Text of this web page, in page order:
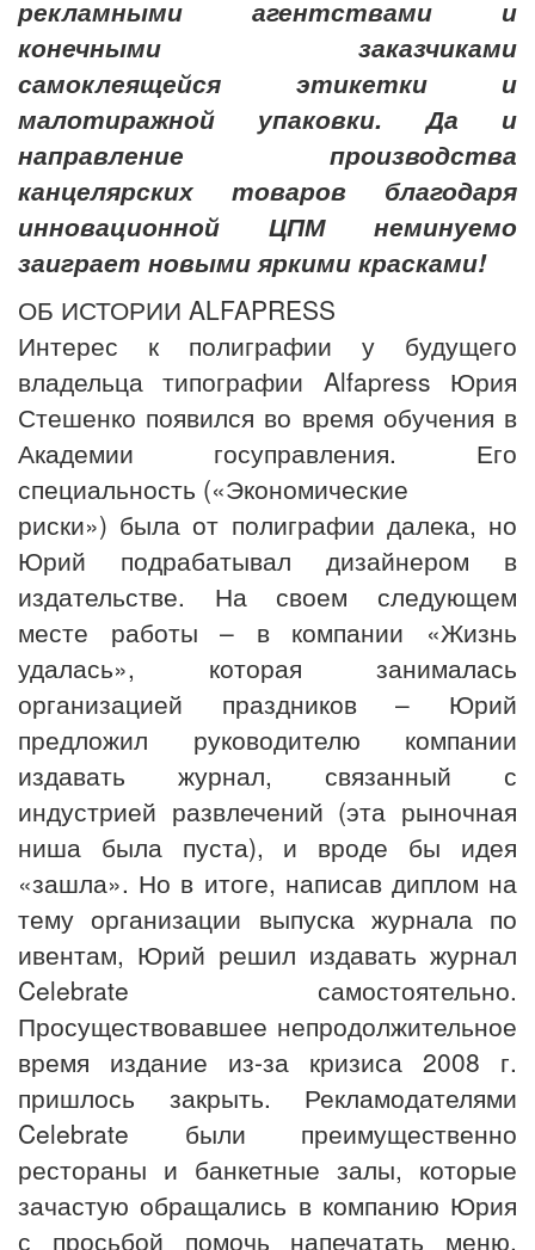
рекламными агентствами и
конечными заказчиками
самоклеящейся этикетки и
малотиражной упаковки. Да и
направление производства
канцелярских товаров благодаря
инновационной ЦПМ неминуемо
заиграет новыми яркими красками!
ОБ ИСТОРИИ ALFAPRESS
Интерес к полиграфии у будущего
владельца типографии Alfapress Юрия
Стешенко появился во время обучения в
Академии госуправления. Его
специальность («Экономические
риски») была от полиграфии далека, но
Юрий подрабатывал дизайнером в
издательстве. На своем следующем
месте работы – в компании «Жизнь
удалась», которая занималась
организацией праздников – Юрий
предложил руководителю компании
издавать журнал, связанный с
индустрией развлечений (эта рыночная
ниша была пуста), и вроде бы идея
«зашла». Но в итоге, написав диплом на
тему организации выпуска журнала по
ивентам, Юрий решил издавать журнал
Celebrate самостоятельно.
Просуществовавшее непродолжительное
время издание из-за кризиса 2008 г.
пришлось закрыть. Рекламодателями
Celebrate были преимущественно
рестораны и банкетные залы, которые
зачастую обращались в компанию Юрия
с просьбой помочь напечатать меню,